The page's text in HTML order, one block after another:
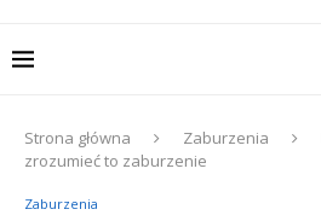
Strona główna Zaburzenia
zrozumieć to zaburzenie
Zaburzenia